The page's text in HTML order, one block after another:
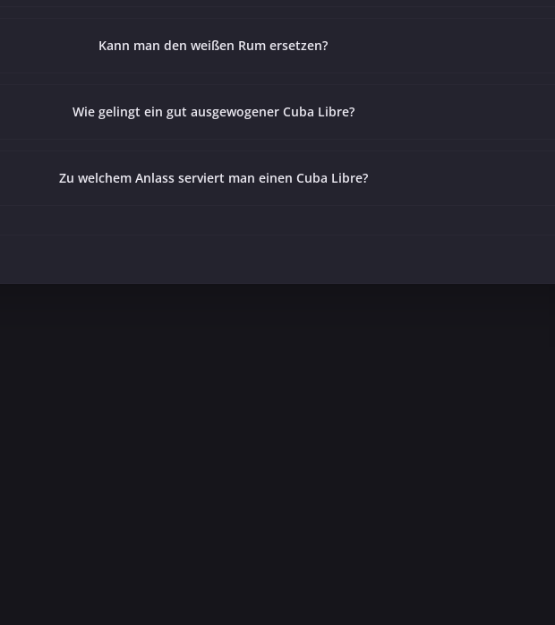
Kann man den weißen Rum ersetzen?
Wie gelingt ein gut ausgewogener Cuba Libre?
Zu welchem Anlass serviert man einen Cuba Libre?